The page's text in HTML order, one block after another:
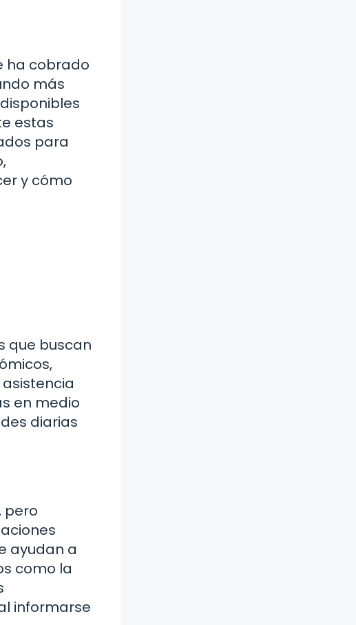
ha cobrado
más
estas
para
y cómo
que buscan
en medio
diarias
pero
ayudan a
como la
informarse